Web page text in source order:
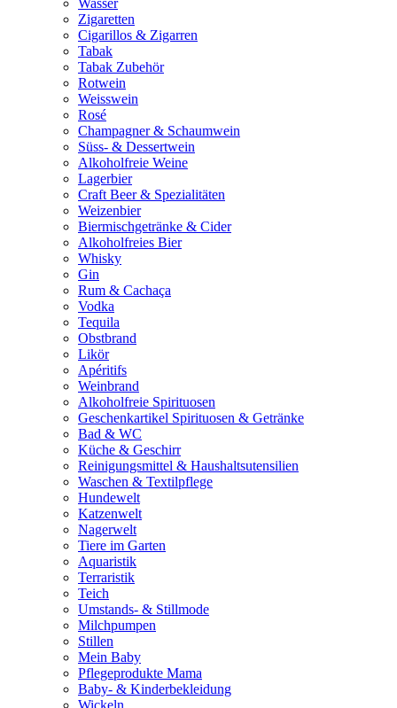
Wasser
Zigaretten
Cigarillos & Zigarren
Tabak
Tabak Zubehör
Rotwein
Weisswein
Rosé
Champagner & Schaumwein
Süss- & Dessertwein
Alkoholfreie Weine
Lagerbier
Craft Beer & Spezialitäten
Weizenbier
Biermischgetränke & Cider
Alkoholfreies Bier
Whisky
Gin
Rum & Cachaça
Vodka
Tequila
Obstbrand
Likör
Apéritifs
Weinbrand
Alkoholfreie Spirituosen
Geschenkartikel Spirituosen & Getränke
Bad & WC
Küche & Geschirr
Reinigungsmittel & Haushaltsutensilien
Waschen & Textilpflege
Hundewelt
Katzenwelt
Nagerwelt
Tiere im Garten
Aquaristik
Terraristik
Teich
Umstands- & Stillmode
Milchpumpen
Stillen
Mein Baby
Pflegeprodukte Mama
Baby- & Kinderbekleidung
Wickeln